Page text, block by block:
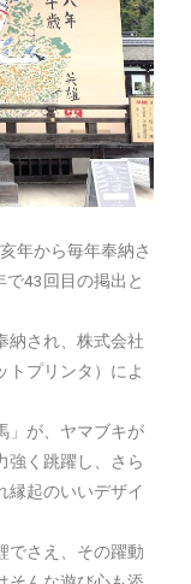
年から毎年奉納さ
43回目の掲出と
納され、株式会社
トプリンタ）によ
」が、ヤマブキが
強く跳躍し、さら
縁起のいいデザイ
でさえ、その躍動